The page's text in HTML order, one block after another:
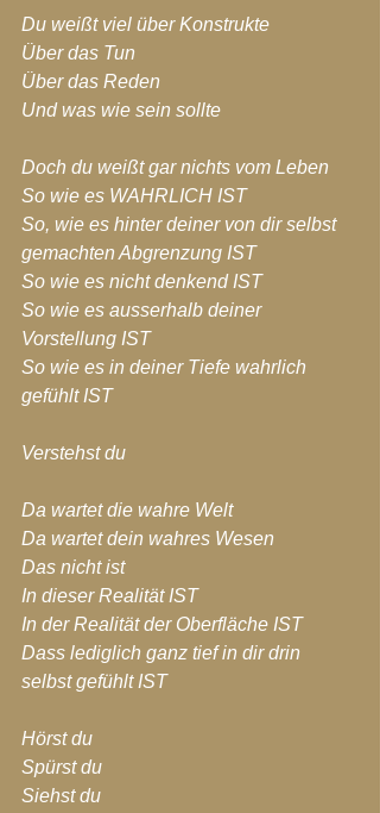
Du weißt viel über Konstrukte
Über das Tun
Über das Reden
Und was wie sein sollte
Doch du weißt gar nichts vom Leben
So wie es WAHRLICH IST
So, wie es hinter deiner von dir selbst
gemachten Abgrenzung IST
So wie es nicht denkend IST
So wie es ausserhalb deiner
Vorstellung IST
So wie es in deiner Tiefe wahrlich
gefühlt IST
Verstehst du
Da wartet die wahre Welt
Da wartet dein wahres Wesen
Das nicht ist
In dieser Realität IST
In der Realität der Oberfläche IST
Dass lediglich ganz tief in dir drin
selbst gefühlt IST
Hörst du
Spürst du
Siehst du